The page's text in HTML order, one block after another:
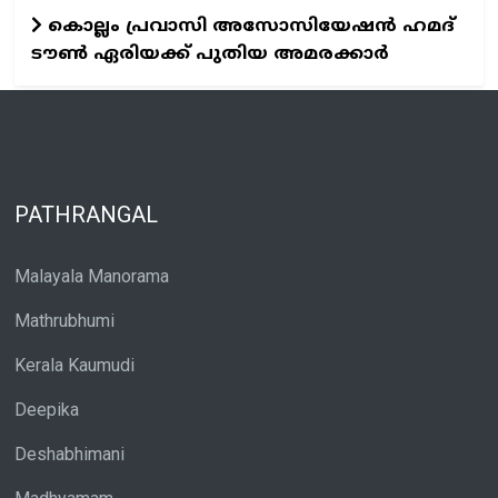
കൊല്ലം പ്രവാസി അസോസിയേഷന്‍ ഹമദ്
ടൗണ്‍ ഏരിയക്ക് പുതിയ അമരക്കാര്‍
PATHRANGAL
Malayala Manorama
Mathrubhumi
Kerala Kaumudi
Deepika
Deshabhimani